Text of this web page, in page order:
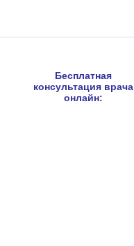
Бесплатная
консультация врача
онлайн: